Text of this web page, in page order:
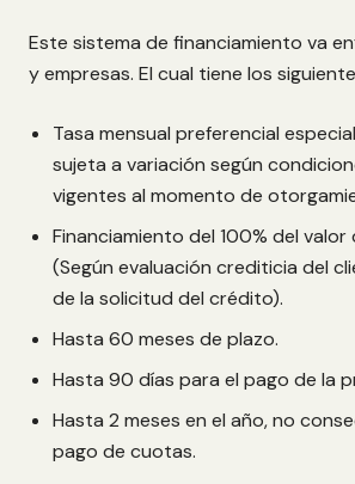
Este sistema de financiamiento va
y empresas. El cual tiene los
Tasa mensual preferencial
sujeta a variación según
vigentes al momento de
Financiamiento del 100% del
(Según evaluación crediticia del
de la solicitud del crédito).
Hasta 60 meses de plazo.
Hasta 90 días para el pago de la
Hasta 2 meses en el año, no
pago de cuotas.